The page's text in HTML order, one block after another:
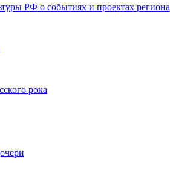
РФ о событиях и проектах региона
рока